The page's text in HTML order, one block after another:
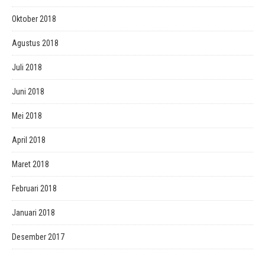
Oktober 2018
Agustus 2018
Juli 2018
Juni 2018
Mei 2018
April 2018
Maret 2018
Februari 2018
Januari 2018
Desember 2017